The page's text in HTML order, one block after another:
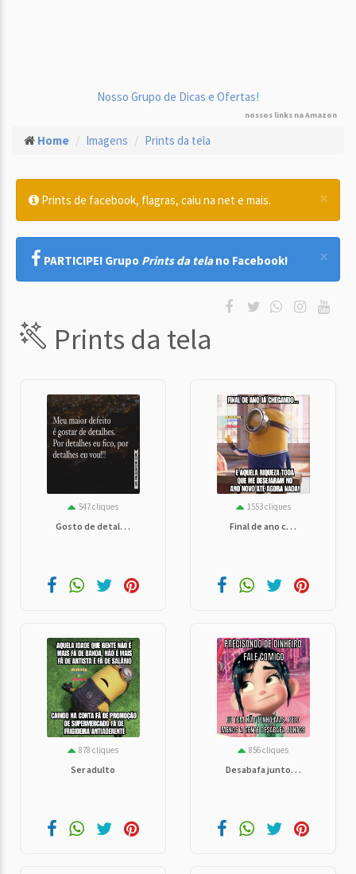
Nosso Grupo de Dicas e Ofertas!
nossos links na Amazon
Home Imagens Prints da tela
×
Prints de facebook, flagras, caiu na net e mais.
×
PARTICIPE! Grupo Prints da telano Facebook!
Prints da tela
547 cliques
Gosto de detal. . .
1553 cliques
Final de ano c. . .
878 cliques
Ser adulto
856 cliques
Desabafa junto. . .